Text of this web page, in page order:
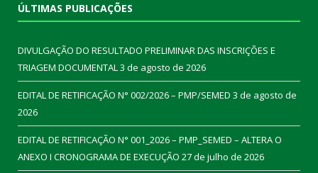
ÚLTIMAS PUBLICAÇÕES
DIVULGAÇÃO DO RESULTADO PRELIMINAR DAS INSCRIÇÕES E
TRIAGEM DOCUMENTAL 3 de agosto de 2026
EDITAL DE RETIFICAÇÃO N° 002/2026 – PMP/SEMED 3 de agosto de
2026
EDITAL DE RETIFICAÇÃO N° 001_2026 – PMP_SEMED – ALTERA O
ANEXO I CRONOGRAMA DE EXECUÇÃO 27 de julho de 2026